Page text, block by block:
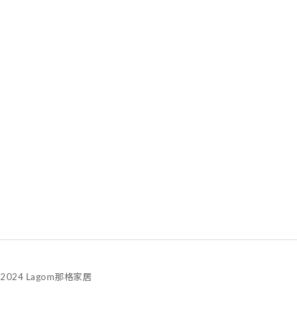
2024 Lagom那格家居